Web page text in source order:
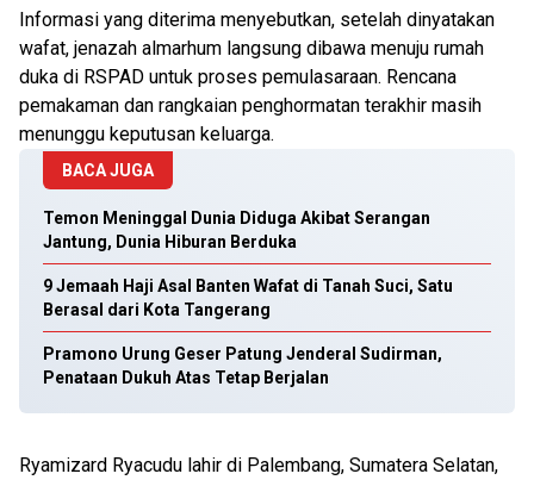
Informasi yang diterima menyebutkan, setelah dinyatakan
wafat, jenazah almarhum langsung dibawa menuju rumah
duka di RSPAD untuk proses pemulasaraan. Rencana
pemakaman dan rangkaian penghormatan terakhir masih
menunggu keputusan keluarga.
BACA JUGA
Temon Meninggal Dunia Diduga Akibat Serangan
Jantung, Dunia Hiburan Berduka
9 Jemaah Haji Asal Banten Wafat di Tanah Suci, Satu
Berasal dari Kota Tangerang
Pramono Urung Geser Patung Jenderal Sudirman,
Penataan Dukuh Atas Tetap Berjalan
Ryamizard Ryacudu lahir di Palembang, Sumatera Selatan,